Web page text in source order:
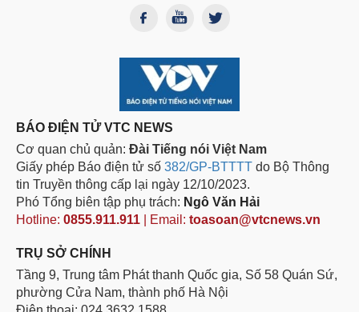
BÁO ĐIỆN TỬ VTC NEWS
Cơ quan chủ quản: Đài Tiếng nói Việt Nam
Giấy phép Báo điện tử số 382/GP-BTTTT do Bộ Thông
tin Truyền thông cấp lại ngày 12/10/2023.
Phó Tổng biên tập phụ trách: Ngô Văn Hải
Hotline: 0855.911.911 | Email: toasoan@vtcnews.vn
TRỤ SỞ CHÍNH
Tầng 9, Trung tâm Phát thanh Quốc gia, Số 58 Quán Sứ,
phường Cửa Nam, thành phố Hà Nội